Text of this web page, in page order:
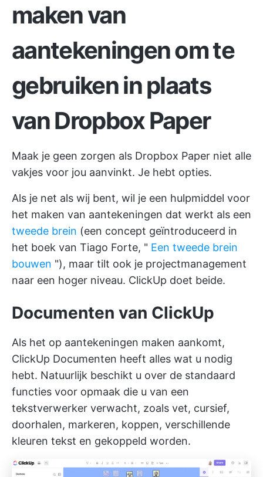
maken van
aantekeningen om te
gebruiken in plaats
van Dropbox Paper
Maak je geen zorgen als Dropbox Paper niet alle
vakjes voor jou aanvinkt. Je hebt opties.
Als je net als wij bent, wil je een hulpmiddel voor
het maken van aantekeningen dat werkt als een
tweede brein (een concept geïntroduceerd in
het boek van Tiago Forte, " Een tweede brein
bouwen "), maar tilt ook je projectmanagement
naar een hoger niveau. ClickUp doet beide.
Documenten van ClickUp
Als het op aantekeningen maken aankomt,
ClickUp Documenten heeft alles wat u nodig
hebt. Natuurlijk beschikt u over de standaard
functies voor opmaak die u van een
tekstverwerker verwacht, zoals vet, cursief,
doorhalen, markeren, koppen, verschillende
kleuren tekst en gekoppeld worden.